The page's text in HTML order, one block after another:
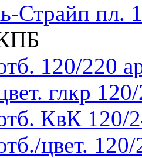
Страйп пл.
120/220
глкр
КвК 120/
цвет. 120/